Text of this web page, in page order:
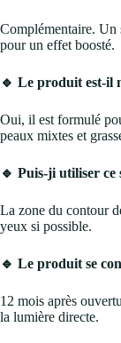
Complémentaire. Un
pour un effet boosté.
🔹 Le produit est-il
Oui, il est formulé
peaux mixtes et
🔹 Puis-ji utiliser ce
La zone du contour
yeux si possible.
🔹 Le produit se
12 mois après
la lumière directe.